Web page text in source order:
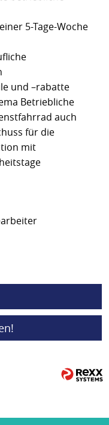
5-Tage-Woche
und –rabatte
Betriebliche
auch
für die
mit